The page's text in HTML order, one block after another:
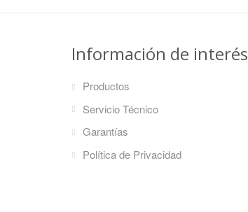
Información de interés
Productos
Servicio Técnico
Garantías
Política de Privacidad